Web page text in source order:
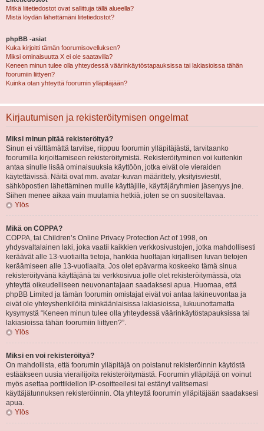
Mitkä liitetiedostot ovat sallittuja tällä alueella?
Mistä löydän lähettämäni liitetiedostot?
phpBB -asiat
Kuka kirjoitti tämän foorumisovelluksen?
Miksi ominaisuutta X ei ole saatavilla?
Keneen minun tulee olla yhteydessä väärinkäytöstapauksissa tai lakiasioissa tähän
foorumiin liittyen?
Kuinka otan yhteyttä foorumin ylläpitäjään?
Kirjautumisen ja rekisteröitymisen ongelmat
Miksi minun pitää rekisteröityä?
Sinun ei välttämättä tarvitse, riippuu foorumin ylläpitäjästä, tarvitaanko
foorumilla kirjoittamiseen rekisteröitymistä. Rekisteröityminen voi kuitenkin
antaa sinulle lisää ominaisuuksia käyttöön, jotka eivät ole vieraiden
käytettävissä. Näitä ovat mm. avatar-kuvan määrittely, yksityisviestit,
sähköpostien lähettäminen muille käyttäjille, käyttäjäryhmien jäsenyys jne.
Siihen menee aikaa vain muutamia hetkiä, joten se on suositeltavaa.
Ylös
Mikä on COPPA?
COPPA, tai Children’s Online Privacy Protection Act of 1998, on
yhdysvaltalainen laki, joka vaatii kaikkien verkkosivustojen, jotka mahdollisesti
keräävät alle 13-vuotiailta tietoja, hankkia huoltajan kirjallisen luvan tietojen
keräämiseen alle 13-vuotiaalta. Jos olet epävarma koskeeko tämä sinua
rekisteröityvänä käyttäjänä tai verkkosivua jolle olet rekisteröitymässä, ota
yhteyttä oikeudelliseen neuvonantajaan saadaksesi apua. Huomaa, että
phpBB Limited ja tämän foorumin omistajat eivät voi antaa lakineuvontaa ja
eivät ole yhteyshenkilöitä minkäänlaisissa lakiasioissa, lukuunottamatta
kysymystä “Keneen minun tulee olla yhteydessä väärinkäytöstapauksissa tai
lakiasioissa tähän foorumiin liittyen?”.
Ylös
Miksi en voi rekisteröityä?
On mahdollista, että foorumin ylläpitäjä on poistanut rekisteröinnin käytöstä
estääkseen uusia vierailijoita rekisteröitymästä. Foorumin ylläpitäjä on voinut
myös asettaa porttikiellon IP-osoitteellesi tai estänyt valitsemasi
käyttäjätunnuksen rekisteröinnin. Ota yhteyttä foorumin ylläpitäjään saadaksesi
apua.
Ylös